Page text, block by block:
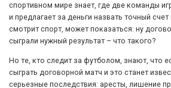
спортивном мире знает, где две команды
и предлагает за деньги назвать точный
смотрит спорт, может показаться: ну
сыграли нужный результат – что такого?
Но те, кто следит за футболом, знают, что
сыграть договорной матч и это станет
серьезные последствия: аресты, лишение